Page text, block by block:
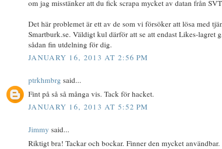
om jag misstänker att du fick scrapa mycket av datan från
Det här problemet är ett av de som vi försöker att lösa med
Smartburk.se. Väldigt kul därför att se att endast Likes-lagret
sådan fin utdelning för dig.
JANUARY 16, 2013 AT 2:56 PM
ptrkhmbrg said...
Fint på så så många vis. Tack för hacket.
JANUARY 16, 2013 AT 5:52 PM
Jimmy said...
Riktigt bra! Tackar och bockar. Finner den mycket användbar.